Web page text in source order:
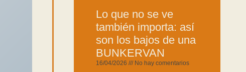
Lo que no se ve
también importa: así
son los bajos de una
BUNKERVAN
16/04/2026 No hay comentarios